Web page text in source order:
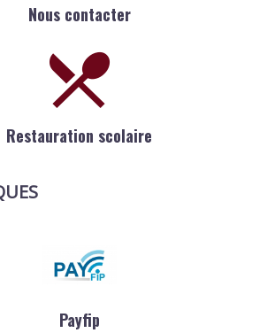
Nous contacter
Restauration scolaire
Payfip